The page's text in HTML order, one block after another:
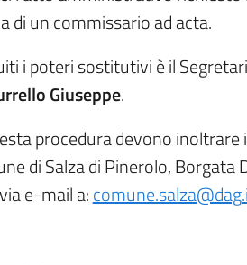
un commissario ad acta.
i poteri sostitutivi è il
Giuseppe.
procedura devono inoltrare
di Salza di Pinerolo, Borgata
e-mail a: